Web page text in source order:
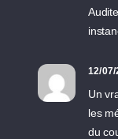
12/
Un
les
du